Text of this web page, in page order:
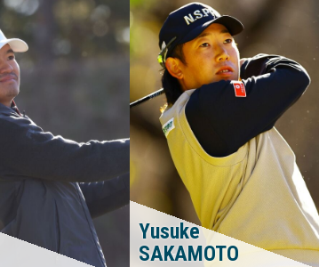
Yusuke
SAKAMOTO